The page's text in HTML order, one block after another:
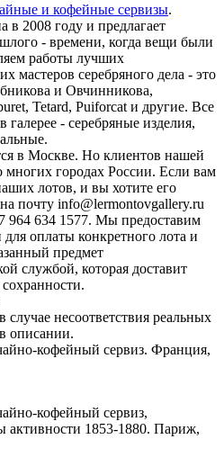
и кофейные сервизы.
в 2008 году и предлагает
- времени, когда вещи были
работы лучших
мастеров серебряного дела - это
и Овчинникова,
Tetard, Puiforcat и другие. Все
- серебряные изделия,
в Москве. Но клиентов нашей
многих городах России. Если вам
лотов, и вы хотите его
почту info@lermontovgallery.ru
964 634 1577. Мы предоставим
оплаты конкретного лота и
предмет
службой, которая доставит
несоответствия реальных
описании.
кофейный сервиз. Франция,
кофейный сервиз,
активности 1853-1880. Париж,